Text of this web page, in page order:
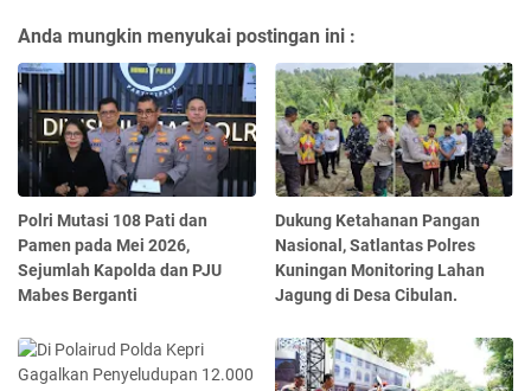
Anda mungkin menyukai postingan ini :
Polri Mutasi 108 Pati dan
Pamen pada Mei 2026,
Sejumlah Kapolda dan PJU
Mabes Berganti
Dukung Ketahanan Pangan
Nasional, Satlantas Polres
Kuningan Monitoring Lahan
Jagung di Desa Cibulan.